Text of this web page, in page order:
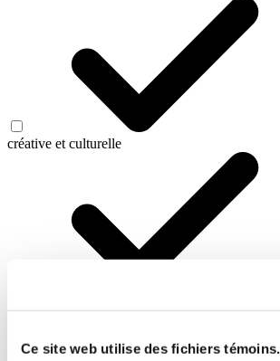
Ce site web utilise des fichiers témoins.
créative et culturelle